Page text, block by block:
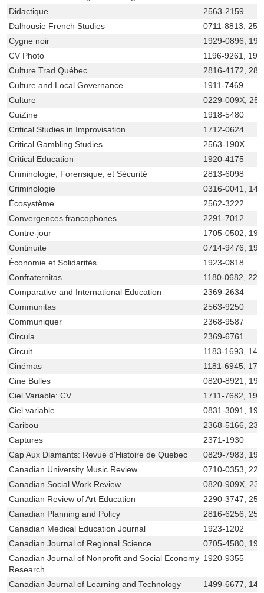
Didactique
2563-2159
Dalhousie French Studies
0711-8813,
Cygne noir
1929-0896,
CV Photo
1196-9261,
Culture Trad Québec
2816-4172,
Culture and Local Governance
1911-7469
Culture
0229-009X,
CuiZine
1918-5480
Critical Studies in Improvisation
1712-0624
Critical Gambling Studies
2563-190X
Critical Education
1920-4175
Criminologie, Forensique, et Sécurité
2813-6098
Criminologie
0316-0041,
Écosystème
2562-3222
Convergences francophones
2291-7012
Contre-jour
1705-0502,
Continuite
0714-9476,
Économie et Solidarités
1923-0818
Confraternitas
1180-0682,
Comparative and International Education
2369-2634
Communitas
2563-9250
Communiquer
2368-9587
Circula
2369-6761
Circuit
1183-1693,
Cinémas
1181-6945,
Cine Bulles
0820-8921,
Ciel Variable: CV
1711-7682,
Ciel variable
0831-3091,
Caribou
2368-5166,
Captures
2371-1930
Cap Aux Diamants: Revue d'Histoire de Quebec
0829-7983,
Canadian University Music Review
0710-0353,
Canadian Social Work Review
0820-909X,
Canadian Review of Art Education
2290-3747,
Canadian Planning and Policy
2816-6256,
Canadian Medical Education Journal
1923-1202
Canadian Journal of Regional Science
0705-4580,
Canadian Journal of Nonprofit and Social Economy
Research
1920-9355
Canadian Journal of Learning and Technology
1499-6677,